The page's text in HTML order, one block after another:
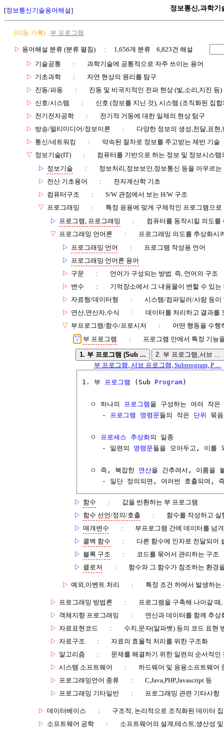
[정보통신기술용어해설] 정보통신,과학기
(이동 기록) 부 프로그램
▷ 용어해설 분류 (분류 펼침)
: 1,656개 분류 6,823건 해설
▷ 기술공통 :
과학기술에 공통적으로 자주 쓰이는 용어
▷ 기초과학 :
자연 현상의 원리를 탐구
▷ 진동/파동 :
진동 및 비국지적인 전파 현상 (빛,소리,지진 등)
▷ 신호/시스템 :
신호 (정보를 지닌 것), 시스템 (조직화된 집합
▷ 전기전자공학 :
전기적 거동에 대한 일체의 현상 탐구
▷ 방송/멀티미디어/정보이론 :
다양한 정보의 생성,전달,표현
▷ 통신/네트워킹 :
약속된 절차로 정보를 주고받는 제반 기술
▽ 정보기술(IT) :
컴퓨터를 기반으로 하는 정보 및 정보시스템
▷ 정보기술 :
정보처리,정보보안,정보통신 등을 아우르는
▷ 전산 기초용어 :
전자계산학 기초
▷ 컴퓨터구조 :
S/W 관점에서 보는 H/W 구조
▽ 프로그래밍 :
특정 응용에 맞게 구체적인 프로그램으로
▷ 프로그램, 프로그래밍 :
컴퓨터를 동작시킬 의도를
▽ 프로그래밍 언어론 :
프로그래밍 의도를 추상화시
▷ 프로그래밍 언어 :
프로그램 작성용 언어
▷ 프로그래밍 언어론 용어
▷ 구문 :
언어가 구성되는 방법. 즉, 언어의 구조
▷ 변수 :
기억장소에서 그 내용물이 변할 수 있
▷ 자료형/데이터형 :
시스템/컴파일러/사람 등이
▷ 연산,연산자,수식 :
데이터를 처리하고 결과를
▽ 부프로그램/함수/프로시저 :
어떤 행동을 수행
▽ 부 프로그램 : 프로그램 안에서 특정 기능
1. 부 프로그램 (Sub ...
2. 부 프로그램,서브 ...
부 프로그램, 서브 프로그램, Subprogram, P ...
1. 부 프로그램 (Sub Program)
  ㅇ 하나의
프로그램 을 구성하는 여러 작은
     -
프로그램 명령문들의 작은 단위 묶
  ㅇ
프로세스 추상화의 일종
     - 일련의
명령문들을 모아두고, 이를
  ㅇ 즉, 복잡한
연산을 간추려서, 이름을
- 일단 정의되면, 여러번 호출되며,
▷ 함수 :
값을 반환하는 부 프로그램
▷ 함수 선언/정의/호출 :
함수를 작성하고
▷ 매개변수 :
부프로그램 간에 데이터를 넘
▷ 콜백 함수 :
다른 함수에 인자로 전달되어
▷ 블록 구조 :
코드를 묶어서 관리하는 구조
▷ 클로저 : 함수와 그 함수가 참조하는 환경
▷ 예외,이벤트 처리 : 특정 조건 하에서 발생하
▷ 프로그래밍 방법론 :
프로그램을 구축해 나아갈
▷ 객체지향 프로그래밍 :
연산과 데이터를 함께 추
▷ 자료표현코드 :
수치,문자(알파벳) 등의 코드 표현
▷ 자료구조 :
자료의 효율적 처리를 위한 구조화
▷ 알고리즘 :
문제를 해결하기 위한 일련의 순서적인
▷ 시스템 소프트웨어 :
하드웨어 및 응용소프트웨어
▷ 프로그래밍언어 종류 :
C,Java,PHP,Javascript 등
▷ 프로그래밍 기타일반 : 프로그래밍 관련 기타사항
▷ 데이터베이스 :
구조적, 논리적으로 조직화된 데이터
▷ 소프트웨어 공학 :
소프트웨어의 설계,테스트,생산성